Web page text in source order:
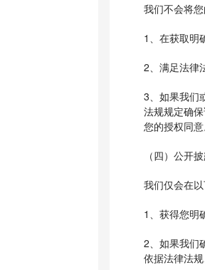
我们不会将
1、在获取明
2、满足法律
3、如果我们
法规规定确
您的授权同
（四）公开
我们仅会在
1、获得您明
2、如果我们
依据法律法